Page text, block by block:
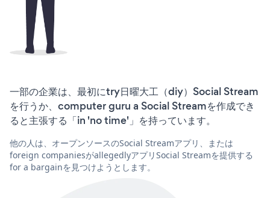
一部の企業は、最初にtry日曜大工（diy）Social Stream
を行うか、computer guru a Social Streamを作成でき
ると主張する「in 'no time'」を持っています。
他の人は、オープンソースのSocial Streamアプリ、または
foreign companiesがallegedlyアプリSocial Streamを提供する
for a bargainを見つけようとします。